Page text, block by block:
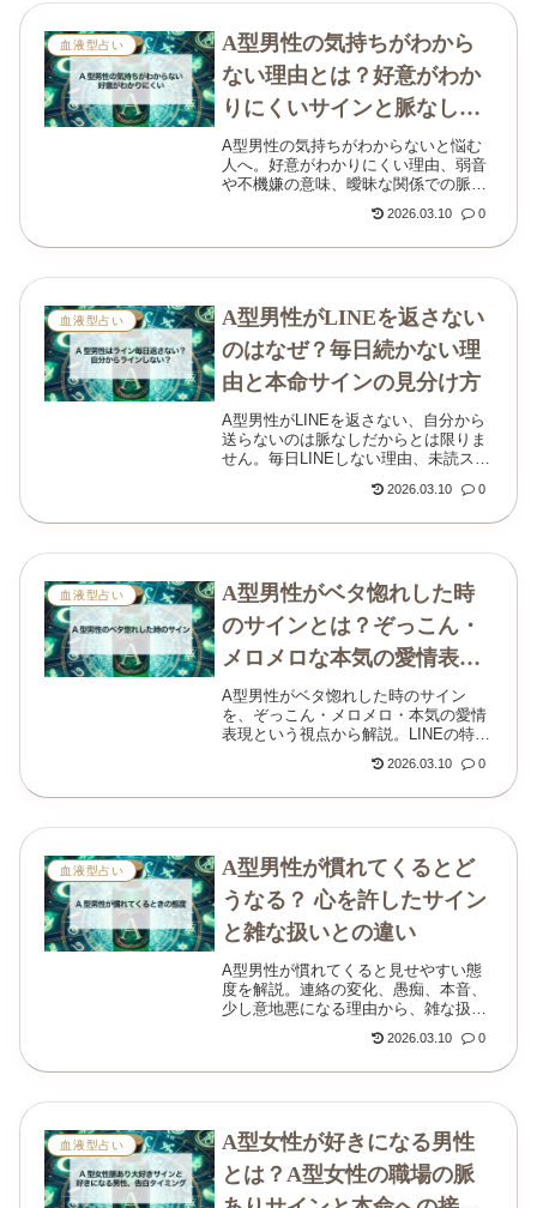
血液型占い
A型男性の気持ちがわから
ない理由とは？好意がわか
りにくいサインと脈なしの
見分け方
A型男性の気持ちがわからないと悩む
人へ。好意がわかりにくい理由、弱音
や不機嫌の意味、曖昧な関係での脈あ
2026.03.10 0
血液型占い
A型男性がLINEを返さない
のはなぜ？毎日続かない理
由と本命サインの見分け方
A型男性がLINEを返さない、自分から
送らないのは脈なしだからとは限りま
せん。毎日LINEしない理由、未読スル
の特徴をわかりやすく解説します。
2026.03.10 0
血液型占い
A型男性がベタ惚れした時
のサインとは？ぞっこん・
メロメロな本気の愛情表現
とイチャイチャしたい時の
変化も紹介
A型男性がベタ惚れした時のサイン
を、ぞっこん・メロメロ・本気の愛情
表現という視点から解説。LINEの特
かれる女性の傾向まで丁寧にまとめま
2026.03.10 0
血液型占い
A型男性が慣れてくるとど
うなる？ 心を許したサイン
と雑な扱いとの違い
A型男性が慣れてくると見せやすい態
度を解説。連絡の変化、愚痴、本音、
少し意地悪になる理由から、雑な扱
い・冷めた時との違い、上手な付き合
い方まで丁寧にまとめます。
2026.03.10 0
血液型占い
A型女性が好きになる男性
とは？A型女性の職場の脈